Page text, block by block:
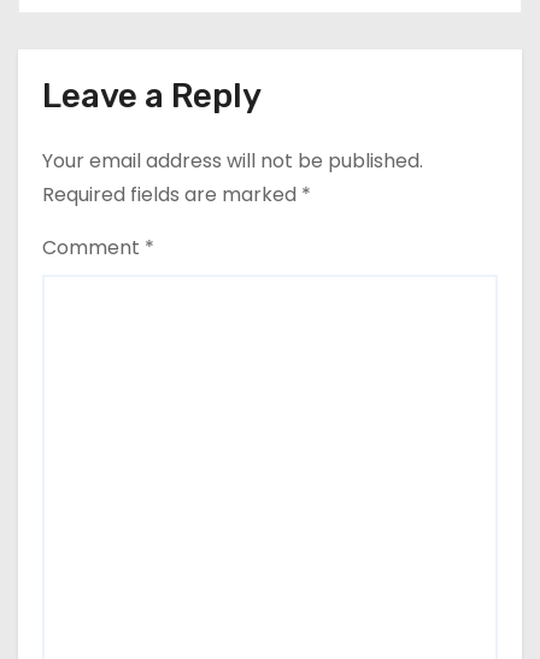
Leave a Reply
Your email address will not be published.
Required fields are marked *
Comment *